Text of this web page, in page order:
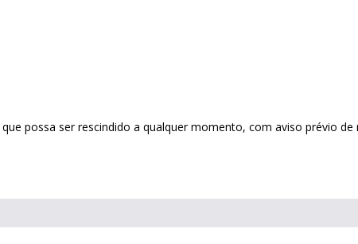
possa ser rescindido a qualquer momento, com aviso prévio de